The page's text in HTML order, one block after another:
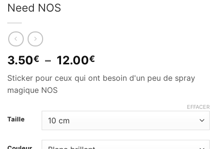
Need NOS
3.50€ – 12.00€Plage
prix :
Sticker pour ceux qui ont besoin d'un peu de spray
magique NOS
Taille
EFFACER